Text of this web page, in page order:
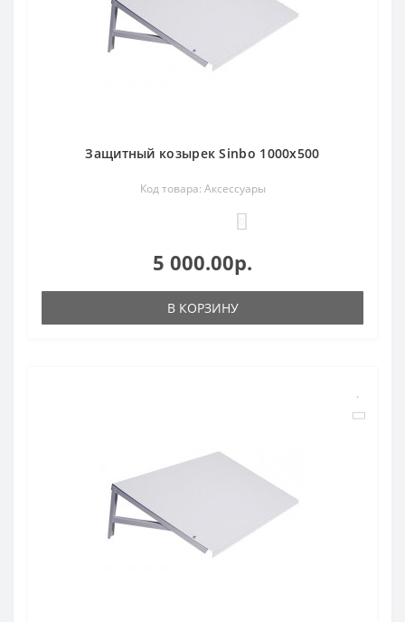
Защитный козырек Sinbo 1000х500
Код товара: Аксессуары
5 000.00р.
В КОРЗИНУ